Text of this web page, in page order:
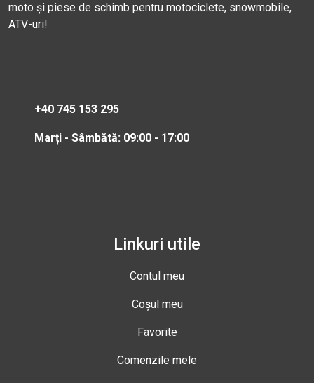
moto și piese de schimb pentru motociclete, snowmobile,
ATV-uri!
+40 745 153 295
Marți - Sâmbătă: 09:00 - 17:00
Linkuri utile
Contul meu
Coșul meu
Favorite
Comenzile mele